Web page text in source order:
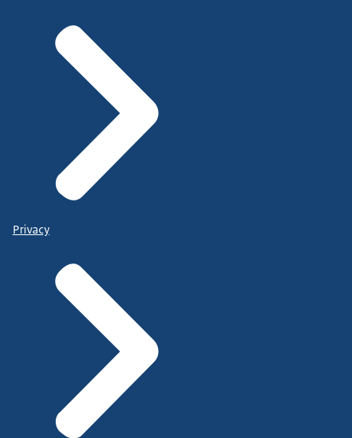
Privacy